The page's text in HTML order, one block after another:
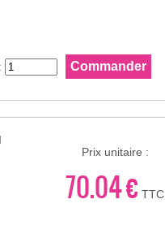
Prix unitaire :
70.04 € TTC